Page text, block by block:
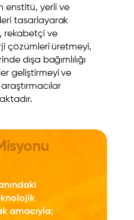
enstitü, yerli ve
tasarlayarak
rekabetçi ve
çözümleri üretmeyi,
dışa bağımlılığı
geliştirmeyi ve
amacıyla;